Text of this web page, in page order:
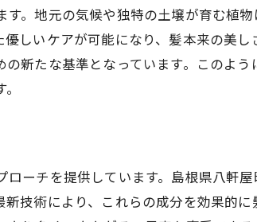
る
の利点
ケア
法
善に与える影響
改善の理由
。地元の気候や独特の土壌が育む植
しいケアが可能になり、髪本来の美し
新たな基準となっています。このよう
ーチを提供しています。島根県八軒
技術により、これらの成分を効果的